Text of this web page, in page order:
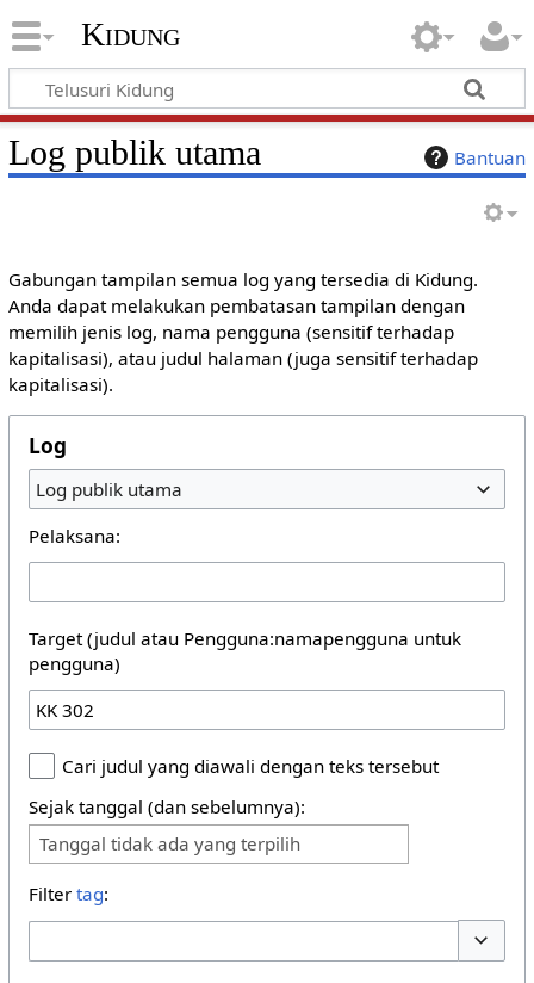
Kidung
Bantuan
Log publik utama
Gabungan tampilan semua log yang tersedia di Kidung.
Anda dapat melakukan pembatasan tampilan dengan
memilih jenis log, nama pengguna (sensitif terhadap
kapitalisasi), atau judul halaman (juga sensitif terhadap
kapitalisasi).
Log
Log publik utama
Pelaksana:
Target (judul atau Pengguna:namapengguna untuk
pengguna)
Cari judul yang diawali dengan teks tersebut
Sejak tanggal (dan sebelumnya):
Tanggal tidak ada yang terpilih
Filter tag: